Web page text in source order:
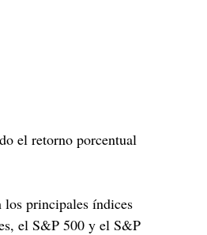
el retorno porcentual
los principales índices
el S&P 500 y el S&P